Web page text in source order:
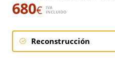
680€
IVA
INCLUIDO
Reconstrucción